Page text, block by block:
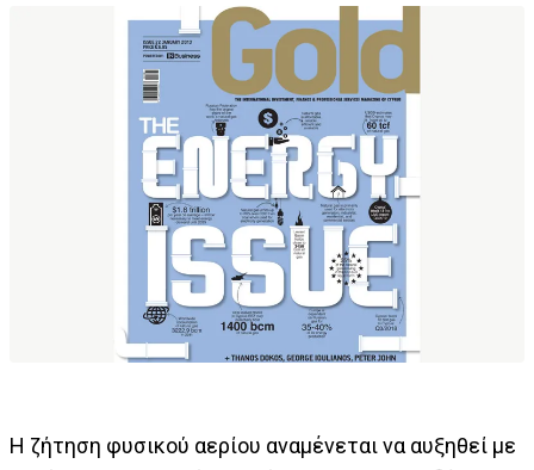
Η ζήτηση φυσικού αερίου αναμένεται να αυξηθεί με